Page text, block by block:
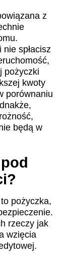
z
spłacisz
pożyczki
kwoty
porównaniu
będą w
pożyczka,
rzeczy jak
wzięcia